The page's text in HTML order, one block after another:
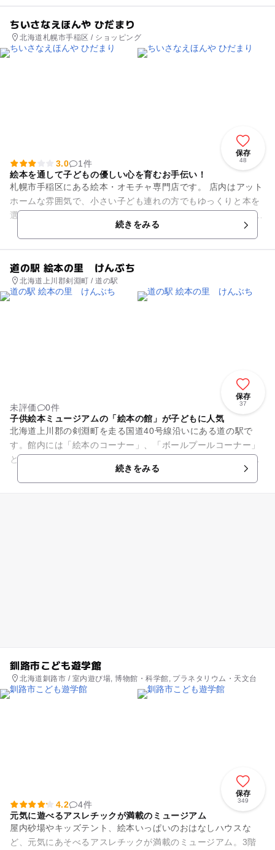
ちいさなえほんや ひだまり
北海道札幌市手稲区 / ショッピング
保存
48
3.0
1件
絵本を通して子どもの優しい心を育むお手伝い！
札幌市手稲区にある絵本・オモチャ専門店です。 店内はアット
ホームな雰囲気で、小さい子ども連れの方でもゆっくりと本を
選ぶことができます。 このお店でしか購入することができない
続きをみる
道の駅 絵本の里 けんぶち
北海道上川郡剣淵町 / 道の駅
保存
37
未評価
0件
子供絵本ミュージアムの「絵本の館」が子どもに人気
北海道上川郡の剣淵町を走る国道40号線沿いにある道の駅で
す。館内には「絵本のコーナー」、「ボールプールコーナー」
といった子連れにうれしい設備があります。外には広大なドッ
グランもあるので、愛犬との...続きをみる
釧路市こども遊学館
北海道釧路市 / 室内遊び場, 博物館・科学館, プラネタリウム・天文台
保存
349
4.2
4件
元気に遊べるアスレチックが満載のミュージアム
屋内砂場やキッズテント、絵本いっぱいのおはなしハウスな
ど、元気にあそべるアスレチックが満載のミュージアム。3階